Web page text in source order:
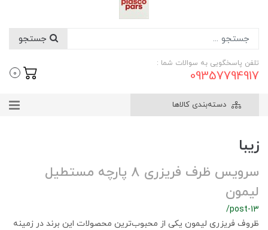
تلفن پاسخگویی به سوالات شما :
09357794917
0
دسته‌بندی کالاها
زیبا
سرویس ظرف فریزری 8 پارچه مستطیل
لیمون
/post-13
ظروف فریزری لیمون یکی از محبوب‌ترین محصولات این برند در زمینه